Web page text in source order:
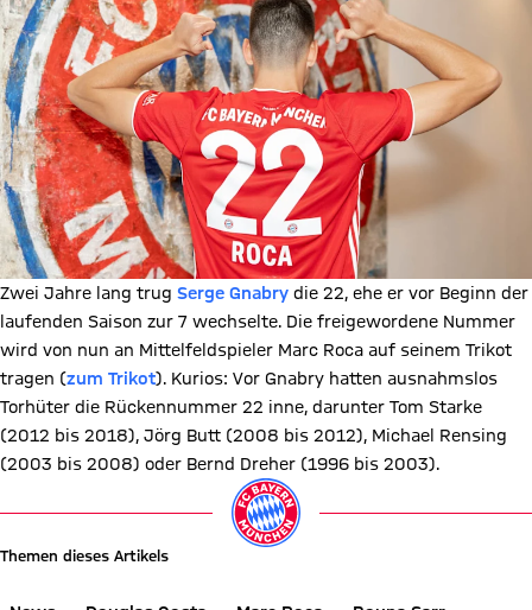
Zwei Jahre lang trug Serge Gnabry die 22, ehe er vor Beginn der
laufenden Saison zur 7 wechselte. Die freigewordene Nummer
wird von nun an Mittelfeldspieler Marc Roca auf seinem Trikot
tragen (zum Trikot). Kurios: Vor Gnabry hatten ausnahmslos
Torhüter die Rückennummer 22 inne, darunter Tom Starke
(2012 bis 2018), Jörg Butt (2008 bis 2012), Michael Rensing
(2003 bis 2008) oder Bernd Dreher (1996 bis 2003).
Themen dieses Artikels